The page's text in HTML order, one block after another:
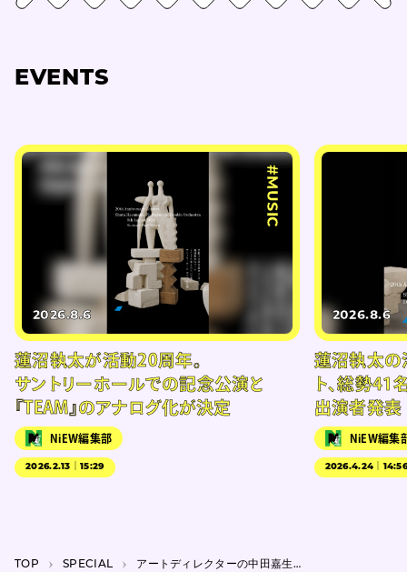
EVENTS
#MUSIC
2026.8.6
蓮沼執太が活動20周年。
サントリーホールでの記念公演と
『TEAM』のアナログ化が決定
NiEW編集部
2026.2.13｜15:29
2026.8.6
蓮沼執太の
ト、総勢41
出演者発表
NiEW編集
2026.4.24｜
TOP SPECIAL アートディレクターの中田嘉生は、「ブランド」を世の中に伝えるために世界観を創り上げる